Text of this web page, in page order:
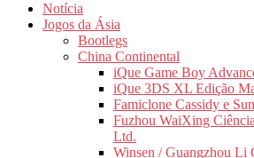
Notícia
Jogos da Ásia
Bootlegs
China Continental
iQue Game Boy
iQue 3DS XL Edição
Famiclone Cassidy e
Fuzhou WaiXing
Ltd.
Winsen / Guangzhou Li